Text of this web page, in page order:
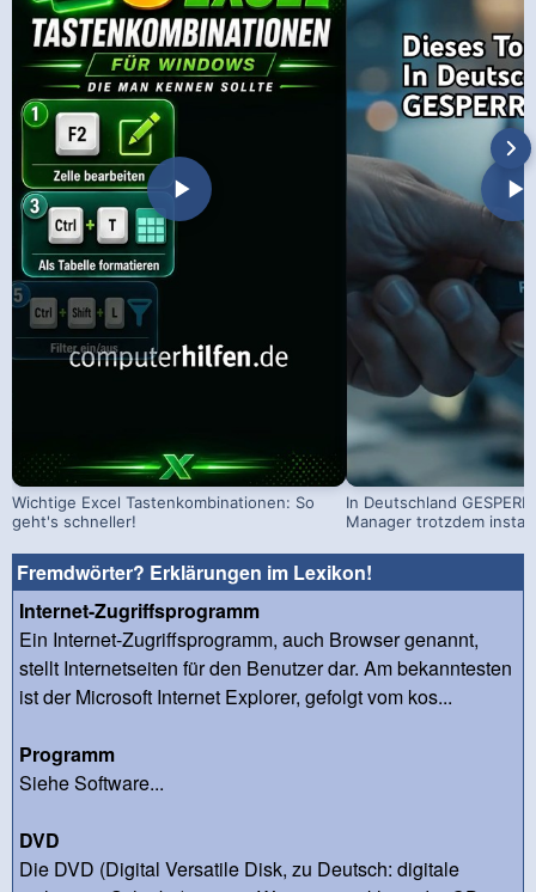
Wichtige Excel Tastenkombinationen: So
geht's schneller!
In Deutschland
Manager trotzdem
Fremdwörter? Erklärungen im Lexikon!
Internet-Zugriffsprogramm
Ein Internet-Zugriffsprogramm, auch Browser genannt,
stellt Internetseiten für den Benutzer dar. Am bekanntesten
ist der Microsoft Internet Explorer, gefolgt vom kos...
Programm
Siehe Software...
DVD
Die DVD (Digital Versatile Disk, zu Deutsch: digitale